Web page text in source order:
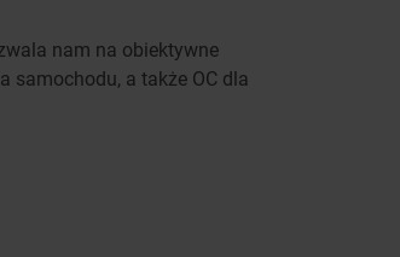
nam na obiektywne
samochodu, a także OC dla